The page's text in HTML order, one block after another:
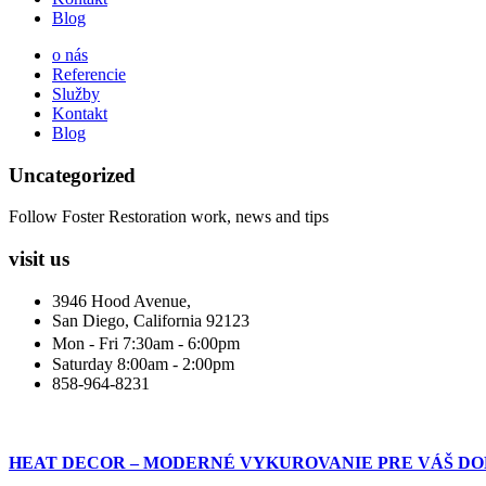
Blog
o nás
Referencie
Služby
Kontakt
Blog
Uncategorized
Follow Foster Restoration work, news and tips
visit us
3946 Hood Avenue,
San Diego, California 92123
Mon - Fri 7:30am - 6:00pm
Saturday 8:00am - 2:00pm
858-964-8231
HEAT DECOR – MODERNÉ VYKUROVANIE PRE VÁŠ